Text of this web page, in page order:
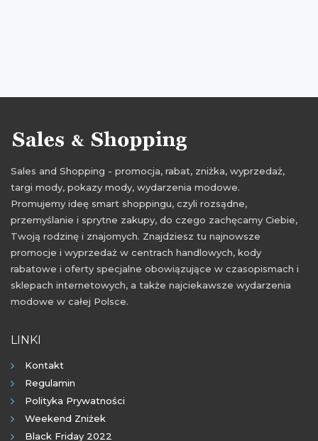
Sales and Shopping - promocja, rabat, zniżka, wyprzedaż,
targi mody, pokazy mody, wydarzenia modowe.
Promujemy ideę smart shoppingu, czyli rozsądne,
przemyślanie i sprytne zakupy, do czego zachęcamy Ciebie,
Twoją rodzinę i znajomych. Znajdziesz tu najnowsze
promocje i wyprzedaż w centrach handlowych, kody
rabatowe i oferty specjalne obowiązujące w czasopismach i
sklepach internetowych, a także najciekawsze wydarzenia
modowe w całej Polsce.
LINKI
Kontakt
Regulamin
Polityka Prywatności
Weekend Zniżek
Black Friday 2022